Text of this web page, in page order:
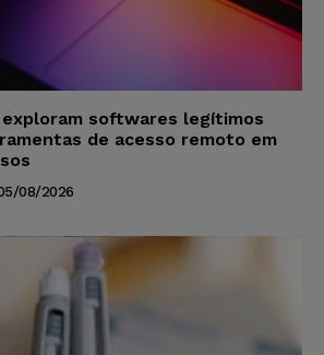
softwares legítimos
de acesso remoto em
08/2026